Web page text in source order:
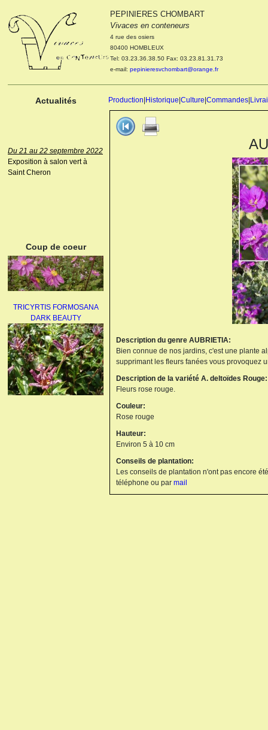
PEPINIERES CHOMBART
Vivaces en conteneurs
4 rue des osiers
80400 HOMBLEUX
Tel: 03.23.36.38.50 Fax: 03.23.81.31.73
e-mail: pepinieresvchombart@orange.fr
Actualités Production Historique Culture Commandes
Le 04 et 05 octobre 2022
Portes ouvertes de la
pépinière : Visite des
cultures, découverte des
nouveautés. Le rendez-vous
des passionnés Le mardi 04
Du 21 au 22 septembre 2022
Exposition à salon vert à
Saint Cheron
Coup de coeur
TRICYRTIS FORMOSANA
DARK BEAUTY
Description du genre AUBRIETIA:
Bien connue de nos jardins, c'est une plante
supprimant les fleurs fanées vous provoquez
Description de la variété A. deltoïdes Rouge:
Fleurs rose rouge.
Couleur:
Rose rouge
Hauteur:
Environ 5 à 10 cm
Conseils de plantation:
Les conseils de plantation n'ont pas encore
téléphone ou par mail